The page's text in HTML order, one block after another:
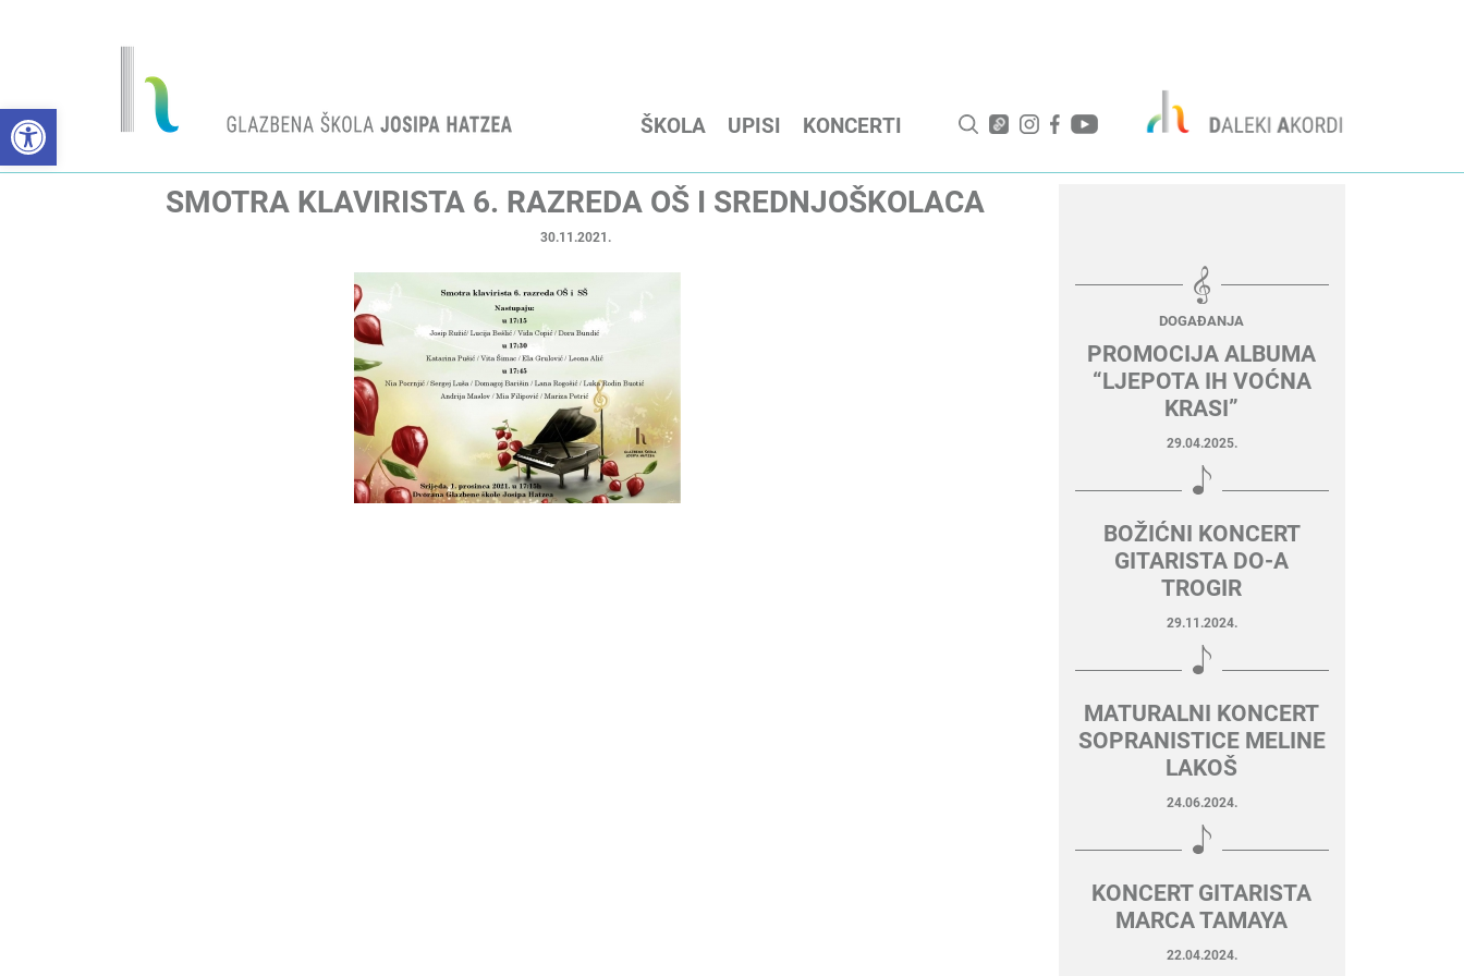
Open toolbar ŠKOLA UPISI KONCERTI
SMOTRA KLAVIRISTA 6. RAZREDA OŠ I SREDNJOŠKOLACA
30.11.2021.
DOGAĐANJA
PROMOCIJA ALBUMA
“LJEPOTA IH VOĆNA
KRASI”
29.04.2025.
BOŽIĆNI KONCERT
GITARISTA DO-A
TROGIR
29.11.2024.
MATURALNI KONCERT
SOPRANISTICE MELINE
LAKOŠ
24.06.2024.
KONCERT GITARISTA
MARCA TAMAYA
22.04.2024.